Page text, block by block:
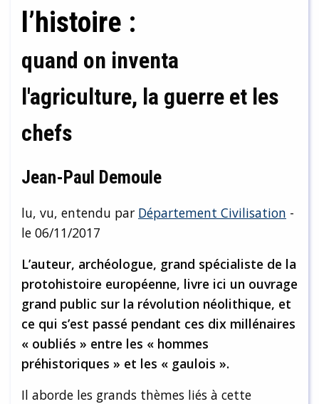
l’histoire :
quand on inventa
l'agriculture, la guerre et les
chefs
Jean-Paul Demoule
lu, vu, entendu par Département Civilisation -
le 06/11/2017
L’auteur, archéologue, grand spécialiste de la
protohistoire européenne, livre ici un ouvrage
grand public sur la révolution néolithique, et
ce qui s’est passé pendant ces dix millénaires
« oubliés » entre les « hommes
préhistoriques » et les « gaulois ».
Il aborde les grands thèmes liés à cette